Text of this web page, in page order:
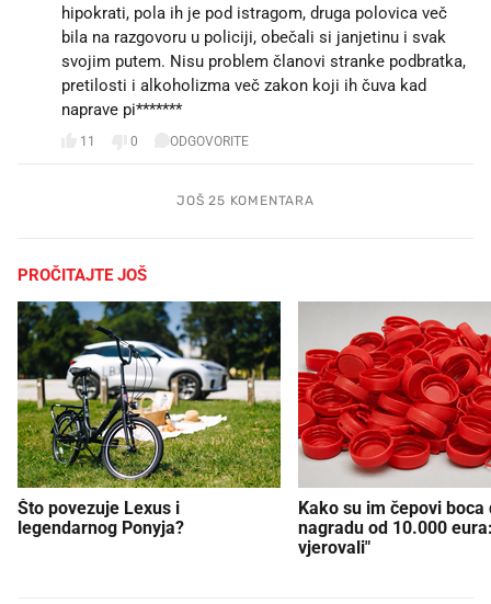
hipokrati, pola ih je pod istragom, druga polovica več
bila na razgovoru u policiji, obečali si janjetinu i svak
svojim putem. Nisu problem članovi stranke podbratka,
pretilosti i alkoholizma več zakon koji ih čuva kad
naprave pi*******
11 0 ODGOVORITE
JOŠ 25 KOMENTARA
PROČITAJTE JOŠ
Što povezuje Lexus i
legendarnog Ponyja?
Kako su im čepovi boca
nagradu od 10.000
vjerovali"